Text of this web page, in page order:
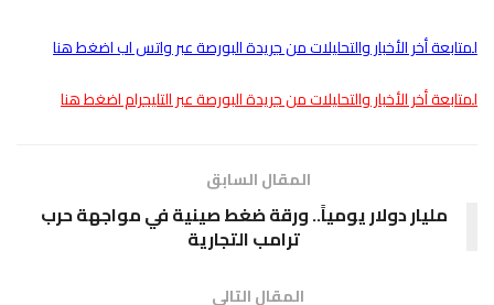
لمتابعة أخر الأخبار والتحليلات من جريدة البورصة عبر واتس اب اضغط هنا
لمتابعة أخر الأخبار والتحليلات من جريدة البورصة عبر التليجرام اضغط هنا
المقال السابق
مليار دولار يومياً.. ورقة ضغط صينية في مواجهة حرب
ترامب التجارية
المقال التالى